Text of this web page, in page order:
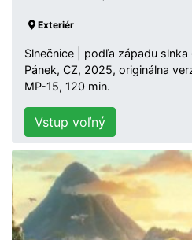
Exteriér
Slnečnice | podľa západu slnka
Pánek, CZ, 2025, originálna
MP-15, 120 min.
Vstup voľný